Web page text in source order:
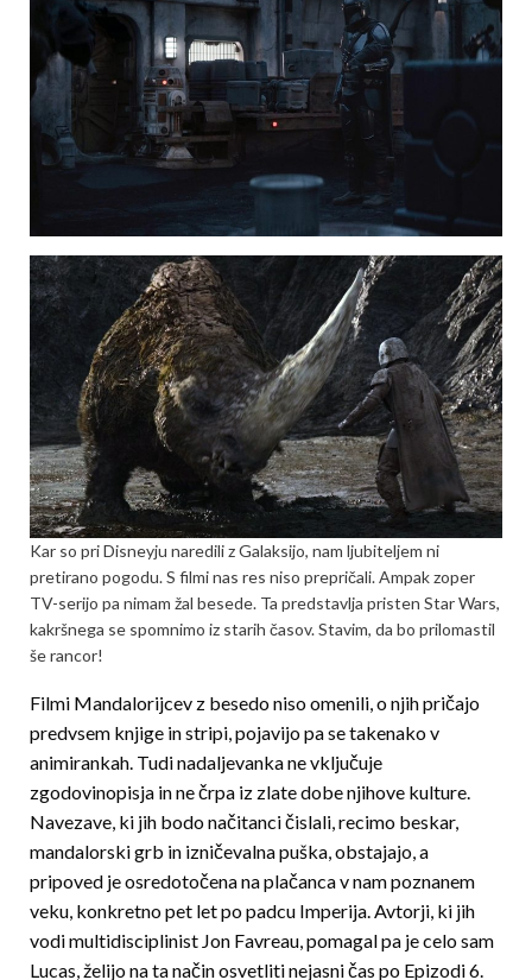
Kar so pri Disneyju naredili z Galaksijo, nam ljubiteljem ni
pretirano pogodu. S filmi nas res niso prepričali. Ampak zoper
TV-serijo pa nimam žal besede. Ta predstavlja pristen Star Wars,
kakršnega se spomnimo iz starih časov. Stavim, da bo prilomastil
še rancor!
Filmi Mandalorijcev z besedo niso omenili, o njih pričajo
predvsem knjige in stripi, pojavijo pa se takenako v
animirankah. Tudi nadaljevanka ne vključuje
zgodovinopisja in ne črpa iz zlate dobe njihove kulture.
Navezave, ki jih bodo načitanci čislali, recimo beskar,
mandalorski grb in izničevalna puška, obstajajo, a
pripoved je osredotočena na plačanca v nam poznanem
veku, konkretno pet let po padcu Imperija. Avtorji, ki jih
vodi multidisciplinist Jon Favreau, pomagal pa je celo sam
Lucas, želijo na ta način osvetliti nejasni čas po Epizodi 6.